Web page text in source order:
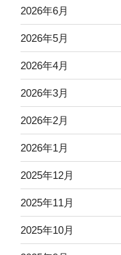
2026年6月
2026年5月
2026年4月
2026年3月
2026年2月
2026年1月
2025年12月
2025年11月
2025年10月